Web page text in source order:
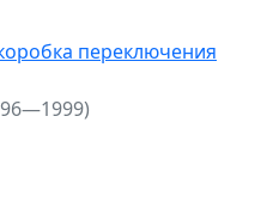
переключения